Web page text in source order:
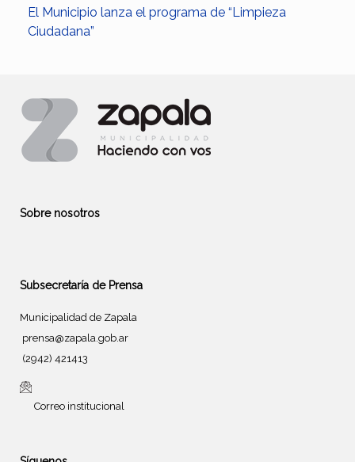
El Municipio lanza el programa de “Limpieza
Ciudadana”
Sobre nosotros
Subsecretaría de Prensa
Municipalidad de Zapala
prensa@zapala.gob.ar
(2942) 421413
Correo institucional